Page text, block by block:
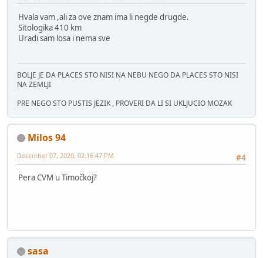
Hvala vam ,ali za ove znam ima li negde drugde.
Sitologika 410 km
Uradi sam losa i nema sve
BOLJE JE DA PLACES STO NISI NA NEBU NEGO DA PLACES STO NISI
NA ZEMLJI
PRE NEGO STO PUSTIS JEZIK , PROVERI DA LI SI UKLJUCIO MOZAK
Milos 94
#4
December 07, 2020, 02:16:47 PM
Pera CVM u Timočkoj?
sasa